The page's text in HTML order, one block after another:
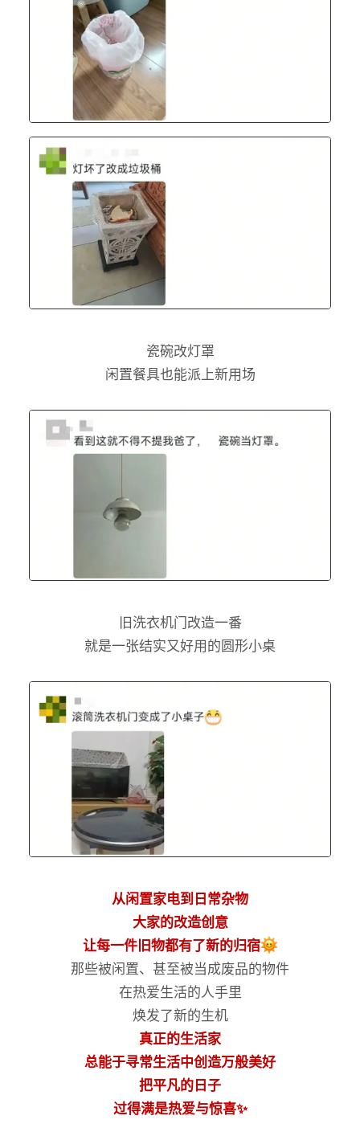
瓷碗改灯罩
闲置餐具也能派上新用场
旧洗衣机门改造一番
就是一张结实又好用的圆形小桌
从闲置家电到日常杂物
大家的改造创意
让每一件旧物都有了新的归宿
那些被闲置、甚至被当成废品的物件
在热爱生活的人手里
焕发了新的生机
真正的生活家
总能于寻常生活中创造万般美好
把平凡的日子
过得满是热爱与惊喜✨